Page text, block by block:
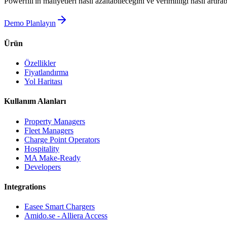
Demo Planlayın
Ürün
Özellikler
Fiyatlandırma
Yol Haritası
Kullanım Alanları
Property Managers
Fleet Managers
Charge Point Operators
Hospitality
MA Make-Ready
Developers
Integrations
Easee Smart Chargers
Amido.se - Alliera Access